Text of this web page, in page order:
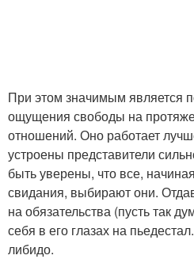
При этом значимым является
ощущения свободы на
отношений. Оно работает
устроены представители
быть уверены, что все,
свидания, выбирают они.
на обязательства (пусть так
себя в его глазах на
либидо.